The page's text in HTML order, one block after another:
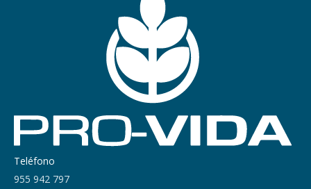
Teléfono
955 942 797